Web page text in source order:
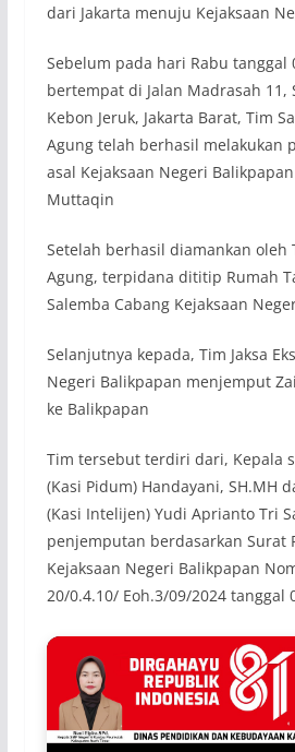
dari Jakarta menuju Kejaksaan
Sebelum pada hari Rabu tanggal
bertempat di Jalan Madrasah 11,
Kebon Jeruk, Jakarta Barat, Tim
Agung telah berhasil melakukan
asal Kejaksaan Negeri
Muttaqin
Setelah berhasil diamankan oleh
Agung, terpidana dititip Rumah
Salemba Cabang Kejaksaan
Selanjutnya kepada, Tim Jaksa
Negeri Balikpapan menjemput
ke Balikpapan
Tim tersebut terdiri dari, Kepala
(Kasi Pidum) Handayani, SH.MH
(Kasi Intelijen) Yudi Aprianto Tri
penjemputan berdasarkan Surat
Kejaksaan Negeri Balikpapan
20/0.4.10/ Eoh.3/09/2024 tanggal